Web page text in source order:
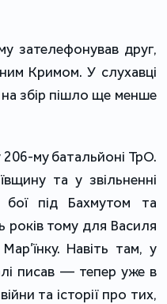
зателефонував друг,
Кримом. У слухавці
збір пішло ще менше
му батальйоні ТрО.
та у звільненні
під Бахмутом та
років тому для Василя
Навіть там, у
писав — тепер уже в
та історії про тих,